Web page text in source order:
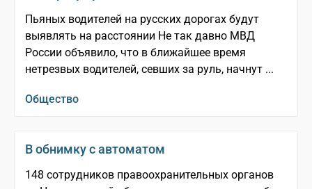
Пьяных водителей на русских дорогах будут
выявлять на расстоянии Не так давно МВД
России объявило, что в ближайшее время
нетрезвых водителей, севших за руль, начнут ...
Общество
В обнимку с автоматом
148 сотрудников правоохранительных органов